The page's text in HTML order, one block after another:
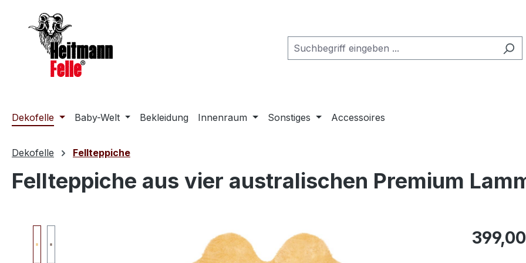
Hauptinhalt springen
Zur Suche springen
Zur Hauptnavigation springen
Dekofelle Baby-Welt Bekleidung Innenraum Sonstiges Accessoires
Dekofelle Fellteppiche
Fellteppiche aus vier australischen Premium
Regulärer